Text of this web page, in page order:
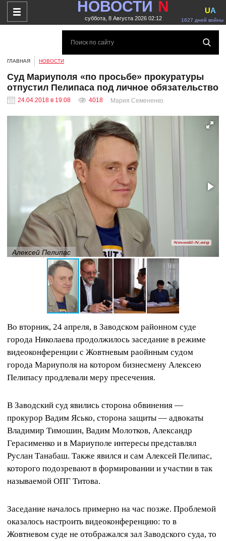
НОВОСТИ N
суббота, 8 Августа 2026 02:12 1627 дней войны
UA
ГЛАВНАЯ НОВОСТИ
Суд Мариуполя «по просьбе» прокуратуры
отпустил Пелипаса под личное обязательство
24.04.2018 в 19:08 4018 Мария Семененко
Алексей Пелипас
Во вторник, 24 апреля, в Заводском районном суде
города Николаева продолжилось заседание в режиме
видеоконференции с Жовтневым раойнным судом
города Мариуполя на котором бизнесмену Алексею
Пелипасу продлевали меру пресечения.
В Заводский суд явились сторона обвинения —
прокурор Вадим Ясько, сторона защиты — адвокаты
Владимир Тимошин, Вадим Молотков, Александр
Герасименко и в Мариуполе интересы представлял
Руслан Танабаш. Также явился и сам Алексей Пелипас,
которого подозревают в формировании и участии в так
называемой ОПГ Титова.
Заседание началось примерно на час позже. Проблемой
оказалось настроить видеоконференцию: то в
Жовтневом суде не отображался зал Заводского суда, то